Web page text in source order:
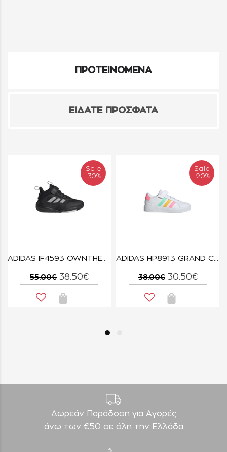
ΠΡΟΤΕΙΝΟΜΕΝΑ
ΕΙΔΑΤΕ ΠΡΟΣΦΑΤΑ
Sale
-30%
ADIDAS IF4593 OWNTHEGAME
55.00€ 38.50€
Sale
-20%
ADIDAS HP8913 GRAND COURT 2.0 EL K
38.00€ 30.50€
Δωρεάν Παράδοση για Aγορές
άνω των €50 σε όλη την Ελλάδα